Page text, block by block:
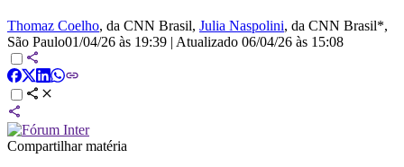
Thomaz Coelho, da CNN Brasil, Julia Naspolini, da CNN Brasil*,
São Paulo01/04/26 às 19:39 | Atualizado 06/04/26 às 15:08
Compartilhar matéria